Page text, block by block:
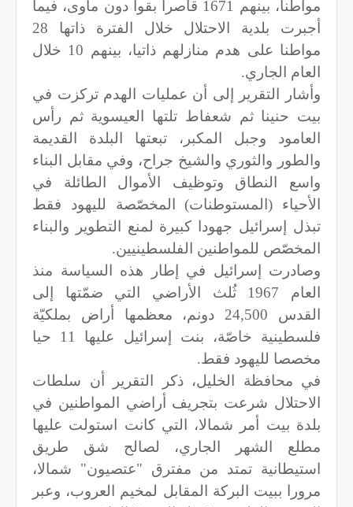
مواطنا، بينهم 1671 قاصرا بقوا دون مأوى، فيما
أجبرت بلدية الاحتلال خلال الفترة ذاتها 28
مواطنا على هدم منازلهم ذاتيا، بينهم 10 خلال
العام الجاري.
وأشار التقرير إلى أن عمليات الهدم تركزت في
بيت حنينا ثم شعفاط تلتها العيسوية ثم رأس
العامود وجبل المكبر، تبعتها البلدة القديمة
والطور والثوري والشيخ جراح، وفي مقابل البناء
واسع النطاق وتوظيف الأموال الطائلة في
الأحياء (المستوطنات) المخصّصة لليهود فقط
تبذل إسرائيل جهودا كبيرة لمنع التطوير والبناء
المخصّص للمواطنين الفلسطينيين.
وصادرت إسرائيل في إطار هذه السياسة منذ
العام 1967 ثُلث الأراضي التي ضمّتها إلى
القدس 24,500 دونم، معظمها أراض بملكيّة
فلسطينية خاصّة، بنت إسرائيل عليها 11 حيا
مخصصا لليهود فقط.
في محافظة الخليل، ذكر التقرير أن سلطات
الاحتلال شرعت بتجريف أراضي المواطنين في
بلدة بيت أمر شمالا، التي كانت استولت عليها
مطلع الشهر الجاري، لصالح شق طريق
استيطانية تمتد من مفترق "عتصيون" شمالا،
مرورا ببيت البركة المقابل لمخيم العروب، وعبر